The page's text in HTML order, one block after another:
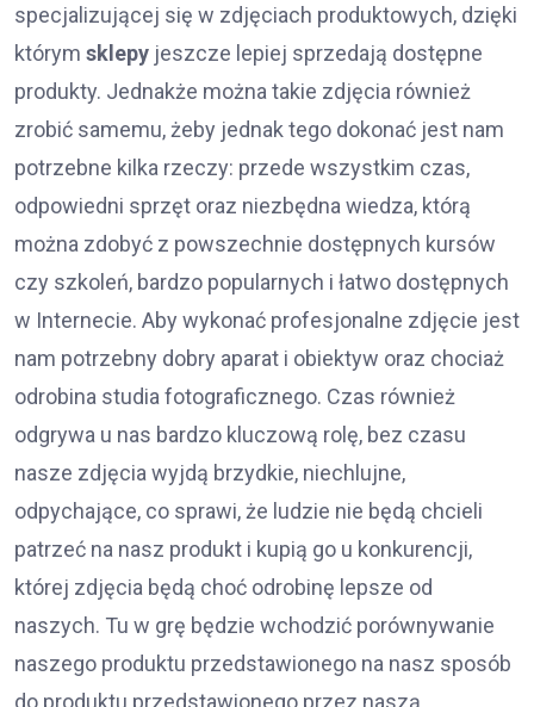
specjalizującej się w zdjęciach produktowych, dzięki
którym sklepy jeszcze lepiej sprzedają dostępne
produkty. Jednakże można takie zdjęcia również
zrobić samemu, żeby jednak tego dokonać jest nam
potrzebne kilka rzeczy: przede wszystkim czas,
odpowiedni sprzęt oraz niezbędna wiedza, którą
można zdobyć z powszechnie dostępnych kursów
czy szkoleń, bardzo popularnych i łatwo dostępnych
w Internecie. Aby wykonać profesjonalne zdjęcie jest
nam potrzebny dobry aparat i obiektyw oraz chociaż
odrobina studia fotograficznego. Czas również
odgrywa u nas bardzo kluczową rolę, bez czasu
nasze zdjęcia wyjdą brzydkie, niechlujne,
odpychające, co sprawi, że ludzie nie będą chcieli
patrzeć na nasz produkt i kupią go u konkurencji,
której zdjęcia będą choć odrobinę lepsze od
naszych. Tu w grę będzie wchodzić porównywanie
naszego produktu przedstawionego na nasz sposób
do produktu przedstawionego przez naszą